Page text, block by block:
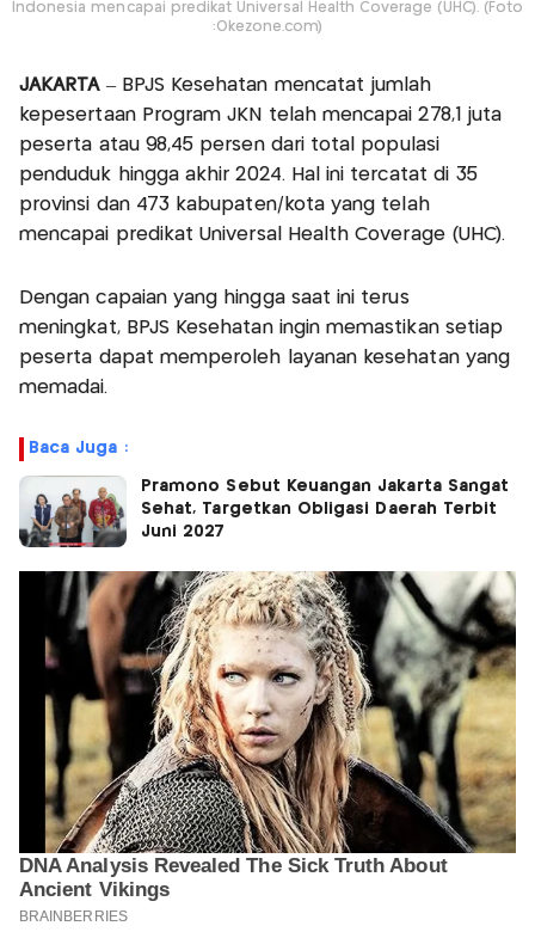
Indonesia mencapai predikat Universal Health Coverage (UHC). (Foto
:Okezone.com)
JAKARTA– BPJS Kesehatan mencatat jumlah
kepesertaan Program JKN telah mencapai 278,1 juta
peserta atau 98,45 persen dari total populasi
penduduk hingga akhir 2024. Hal ini tercatat di 35
provinsi dan 473 kabupaten/kota yang telah
mencapai predikat Universal Health Coverage (UHC).
Dengan capaian yang hingga saat ini terus
meningkat, BPJS Kesehatan ingin memastikan setiap
peserta dapat memperoleh layanan kesehatan yang
memadai.
Baca Juga :
Pramono Sebut Keuangan Jakarta Sangat
Sehat, Targetkan Obligasi Daerah Terbit
Juni 2027